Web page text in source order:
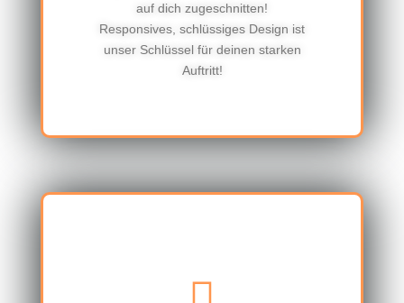
auf dich zugeschnitten!
Responsives, schlüssiges Design ist
unser Schlüssel für deinen starken
Auftritt!